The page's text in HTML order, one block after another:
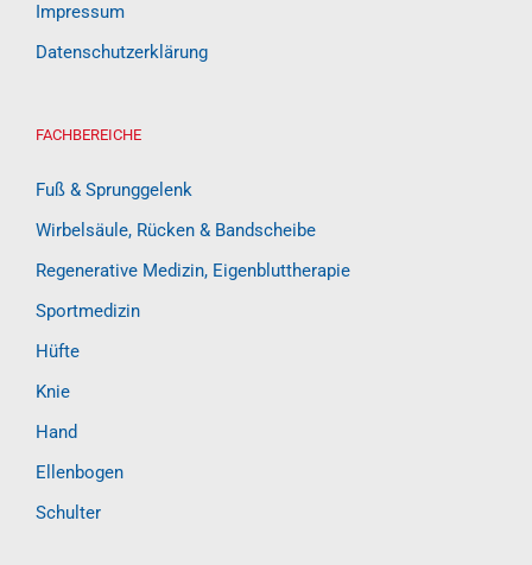
Impressum
Datenschutzerklärung
FACHBEREICHE
Fuß & Sprunggelenk
Wirbelsäule, Rücken & Bandscheibe
Regenerative Medizin, Eigenbluttherapie
Sportmedizin
Hüfte
Knie
Hand
Ellenbogen
Schulter